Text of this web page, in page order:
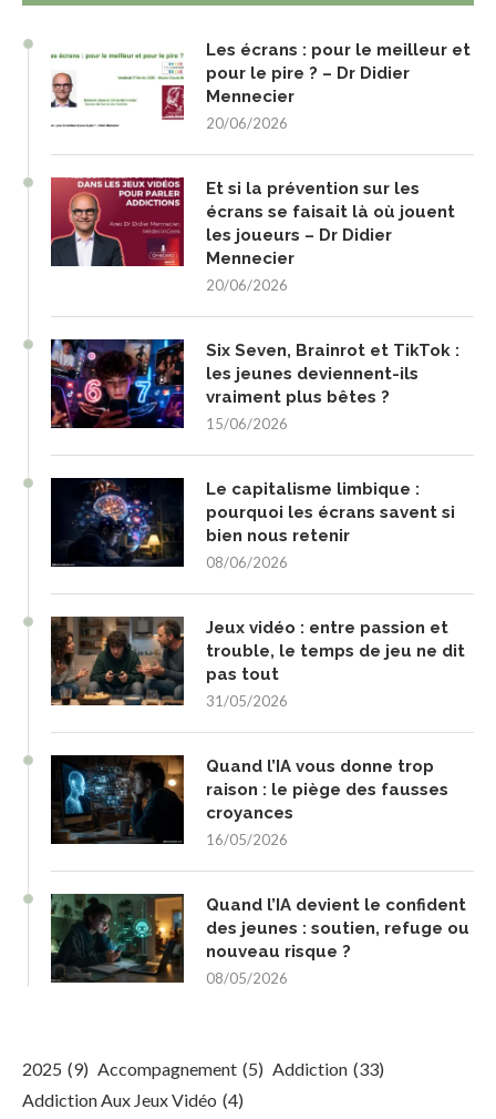
Les écrans : pour le meilleur et
pour le pire ? – Dr Didier
Mennecier
20/06/2026
Et si la prévention sur les
écrans se faisait là où jouent
les joueurs – Dr Didier
Mennecier
20/06/2026
Six Seven, Brainrot et TikTok :
les jeunes deviennent-ils
vraiment plus bêtes ?
15/06/2026
Le capitalisme limbique :
pourquoi les écrans savent si
bien nous retenir
08/06/2026
Jeux vidéo : entre passion et
trouble, le temps de jeu ne dit
pas tout
31/05/2026
Quand l’IA vous donne trop
raison : le piège des fausses
croyances
16/05/2026
Quand l’IA devient le confident
des jeunes : soutien, refuge ou
nouveau risque ?
08/05/2026
2025 (9) Accompagnement (5) Addiction (33)
Addiction Aux Jeux Vidéo (4)